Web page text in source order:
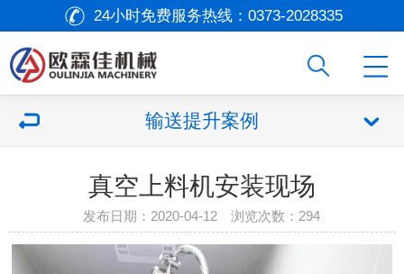
24小时免费服务热线： 0373-2028335
输送提升案例
真空上料机安装现场
发布日期：2020-04-12 浏览次数： 294